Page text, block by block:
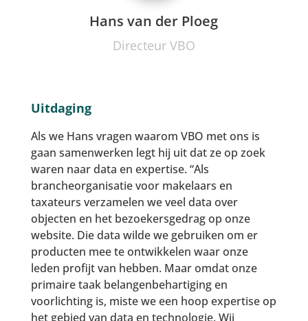
Hans van der Ploeg
Directeur VBO
Uitdaging
Als we Hans vragen waarom VBO met ons is
gaan samenwerken legt hij uit dat ze op zoek
waren naar data en expertise. “Als
brancheorganisatie voor makelaars en
taxateurs verzamelen we veel data over
objecten en het bezoekersgedrag op onze
website. Die data wilde we gebruiken om er
producten mee te ontwikkelen waar onze
leden profijt van hebben. Maar omdat onze
primaire taak belangenbehartiging en
voorlichting is, miste we een hoop expertise op
het gebied van data en technologie. Wij